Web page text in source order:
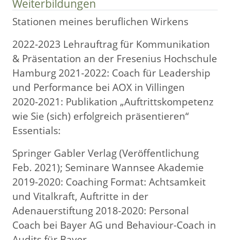
Weiterbildungen
Stationen meines beruflichen Wirkens
2022-2023 Lehrauftrag für Kommunikation
& Präsentation an der Fresenius Hochschule
Hamburg 2021-2022: Coach für Leadership
und Performance bei AOX in Villingen
2020-2021: Publikation „Auftrittskompetenz
wie Sie (sich) erfolgreich präsentieren“
Essentials:
Springer Gabler Verlag (Veröffentlichung
Feb. 2021); Seminare Wannsee Akademie
2019-2020: Coaching Format: Achtsamkeit
und Vitalkraft, Auftritte in der
Adenauerstiftung 2018-2020: Personal
Coach bei Bayer AG und Behaviour-Coach in